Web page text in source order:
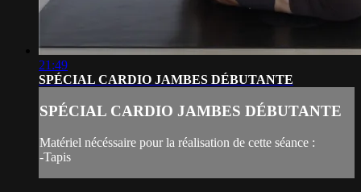
21:49
SPÉCIAL CARDIO JAMBES DÉBUTANTE
SPÉCIAL CARDIO JAMBES DÉBUTANTE
Matériel nécéssaire pour la réalisation de cette séance :
-Tapis